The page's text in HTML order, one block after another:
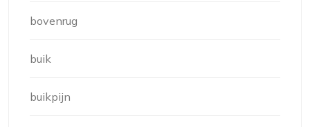
bovenrug
buik
buikpijn